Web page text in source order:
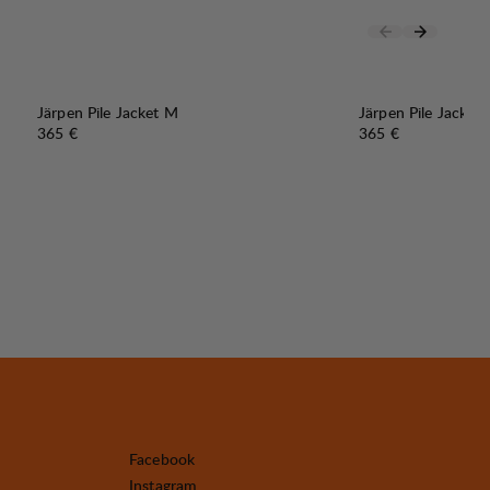
Järpen Pile Jacket M
Preis:
365 €
Järpen Pile Jacket
Preis:
365 €
Facebook
Instagram